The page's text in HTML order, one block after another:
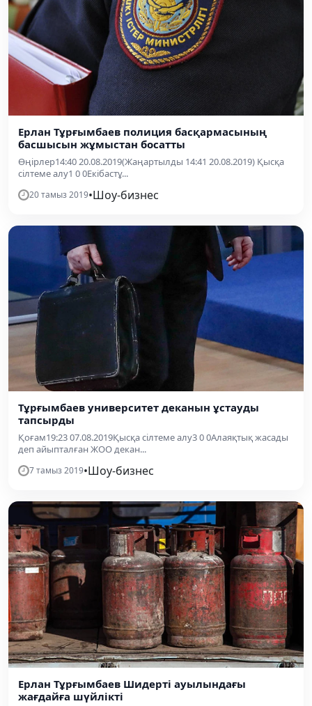
Ерлан Тұрғымбаев полиция басқармасының
басшысын жұмыстан босатты
Өңірлер14:40 20.08.2019(Жаңартылды 14:41 20.08.2019) Қысқа
сілтеме алу1 0 0Екібастұ...
20 тамыз 2019•Шоу-бизнес
Тұрғымбаев университет деканын ұстауды
тапсырды
Қоғам19:23 07.08.2019Қысқа сілтеме алу3 0 0Алаяқтық жасады
деп айыпталған ЖОО декан...
7 тамыз 2019•Шоу-бизнес
Ерлан Тұрғымбаев Шидерті ауылындағы
жағдайға шүйлікті